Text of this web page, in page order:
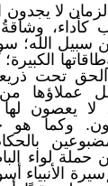
لا
كأداء،
سبيل الله؛
تحت
عملاؤها
لا يعصون
وكما هو
حملة لواء
الأنبياء